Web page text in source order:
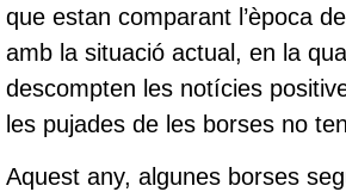
que estan comparant l’època
amb la situació actual, en la
descompten les notícies
les pujades de les borses no
Aquest any, algunes borses